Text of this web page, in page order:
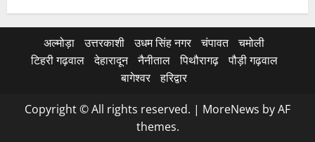
अल्मोड़ा उत्तरकाशी उधम सिंह नगर चंपावत
चमोली
टिहरी गढ़वाल
देहारादून नैनीताल पिथौरागढ़
पौड़ी गढ़वाल
बागेश्वर
हरिद्वार
Copyright © All rights reserved. | MoreNews by AF
themes.